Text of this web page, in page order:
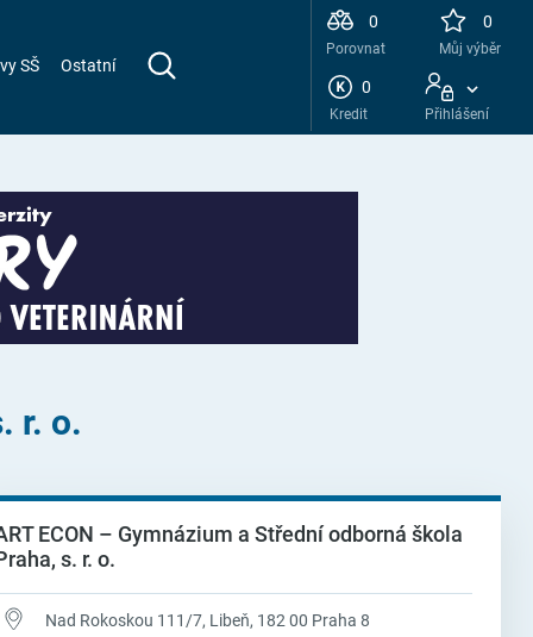
SŠ Ostatní
0
Porovnat
0
Můj výběr
0
Kredit Přihlášení
r. o.
ECON – Gymnázium a Střední odborná škola
s. r. o.
Nad Rokoskou 111/7, Libeň, 182 00 Praha 8